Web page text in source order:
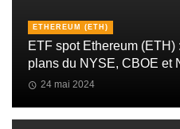
ETHEREUM (ETH)
ETF spot Ethereum
plans du NYSE, CBOE et
24 mai 2024